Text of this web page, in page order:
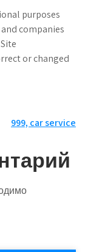
purposes
companies
or changed
999, car service